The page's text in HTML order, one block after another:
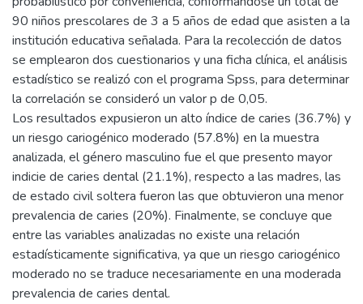
90 niños prescolares de 3 a 5 años de edad que asisten a la
institución educativa señalada. Para la recolección de datos
se emplearon dos cuestionarios y una ficha clínica, el análisis
estadístico se realizó con el programa Spss, para determinar
la correlación se consideró un valor p de 0,05.
Los resultados expusieron un alto índice de caries (36.7%) y
un riesgo cariogénico moderado (57.8%) en la muestra
analizada, el género masculino fue el que presento mayor
indicie de caries dental (21.1%), respecto a las madres, las
de estado civil soltera fueron las que obtuvieron una menor
prevalencia de caries (20%). Finalmente, se concluye que
entre las variables analizadas no existe una relación
estadísticamente significativa, ya que un riesgo cariogénico
moderado no se traduce necesariamente en una moderada
prevalencia de caries dental.